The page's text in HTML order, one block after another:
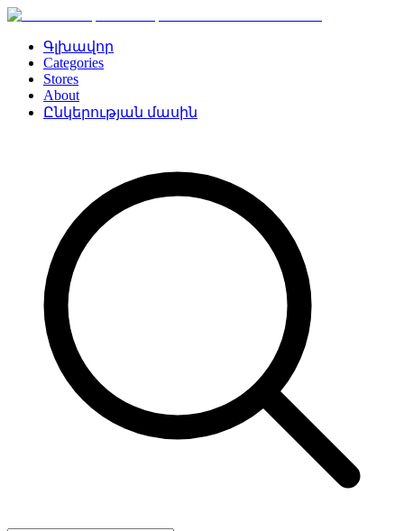
Գլխավոր
Categories
Stores
About
Ընկերության մասին